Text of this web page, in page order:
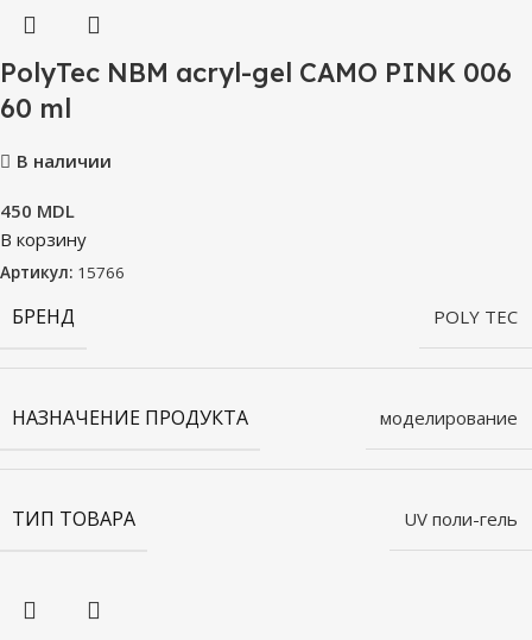
PolyTec NBM acryl-gel CAMO PINK 006
60 ml
В наличии
450 MDL
В корзину
Артикул: 15766
БРЕНД POLY TEC
НАЗНАЧЕНИЕ ПРОДУКТА моделирование
ТИП ТОВАРА UV поли-гель